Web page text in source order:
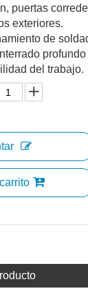
puertas
exteriores.
de
del trabajo.